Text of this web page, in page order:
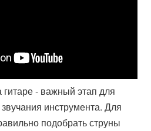
гитаре - важный этап для
инструмента. Для
подобрать струны